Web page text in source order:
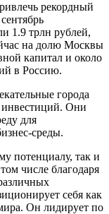
рекордный
1.9 трлн рублей,
на долю Москвы
капитал и около
в Россию.
города
инвестиций. Они
для
среды.
потенциалу, так и
числе благодаря
себя как
Он лидирует по